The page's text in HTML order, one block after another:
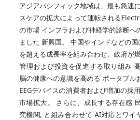
アジアパシフィック地域は、最も急速
スケアの拡大によって運転される
の市場 インフラおよび神経学的診断へ
ました 新興国。 中国やインドなどの
を超える成長率を組み合わせ、政府が
管理および投資を促進する取り組み
脳の健康への意識を高める ポータブル
EEGデバイスの消費者および増加の採
市場拡大。 さらに、成長する存在感
究機関, と組み合わせて AI対応とワイ